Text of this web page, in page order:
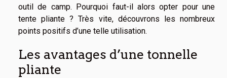
outil de camp. Pourquoi faut-il alors opter pour une
tente pliante ? Très vite, découvrons les nombreux
points positifs d’une telle utilisation.
Les avantages d’une tonnelle
pliante